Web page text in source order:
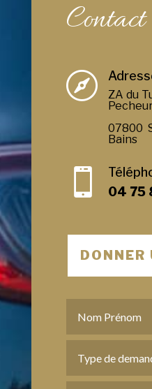
Contact

ZA du
07800
Bains

04 75
DONNER